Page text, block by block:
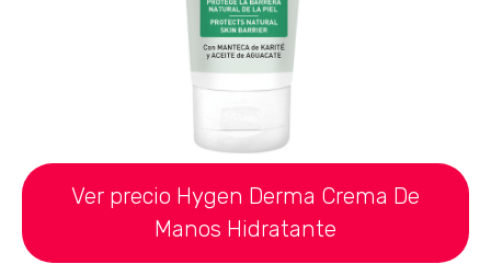
Ver precio Hygen Derma Crema De
Manos Hidratante